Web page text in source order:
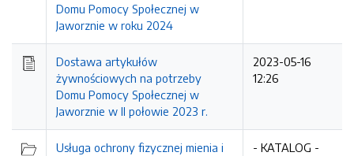
Domu Pomocy Społecznej w
Jaworznie w roku 2024
Dostawa artykułów
żywnościowych na potrzeby
Domu Pomocy Społecznej w
Jaworznie w II połowie 2023 r.
2023-05-16
12:26
Usługa ochrony fizycznej mienia i
- KATALOG -